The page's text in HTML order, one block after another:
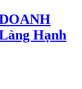
Hạnh